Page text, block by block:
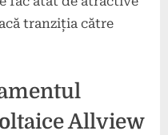
tranziția către
Allview